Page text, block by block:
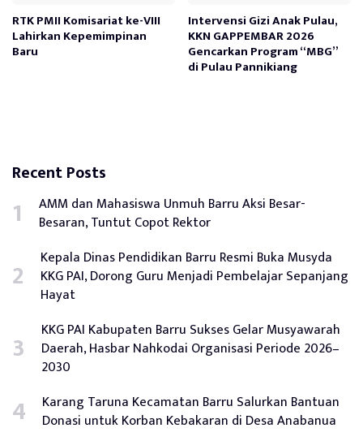
RTK PMII Komisariat ke-VIII
Lahirkan Kepemimpinan
Baru
Intervensi Gizi Anak Pulau,
KKN GAPPEMBAR 2026
Gencarkan Program “MBG”
di Pulau Pannikiang
Recent Posts
AMM dan Mahasiswa Unmuh Barru Aksi Besar-
Besaran, Tuntut Copot Rektor
Kepala Dinas Pendidikan Barru Resmi Buka Musyda
KKG PAI, Dorong Guru Menjadi Pembelajar Sepanjang
Hayat
KKG PAI Kabupaten Barru Sukses Gelar Musyawarah
Daerah, Hasbar Nahkodai Organisasi Periode 2026–
2030
Karang Taruna Kecamatan Barru Salurkan Bantuan
Donasi untuk Korban Kebakaran di Desa Anabanua